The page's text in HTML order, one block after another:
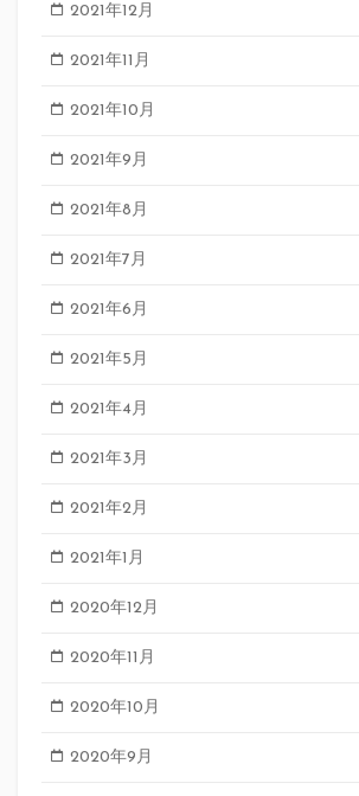
2021年12月
2021年11月
2021年10月
2021年9月
2021年8月
2021年7月
2021年6月
2021年5月
2021年4月
2021年3月
2021年2月
2021年1月
2020年12月
2020年11月
2020年10月
2020年9月